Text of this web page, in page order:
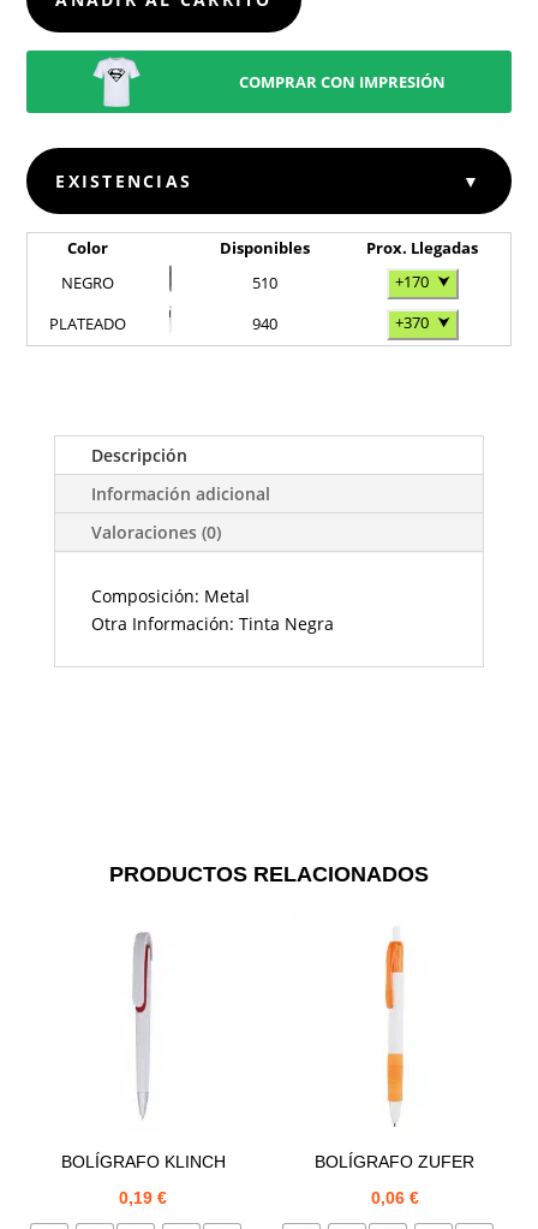
CANTIDAD
COMPRAR CON IMPRESIÓN
EXISTENCIAS ▼
Color Disponibles
Prox. Llegadas
NEGRO
510 +170 ⮟
PLATEADO
940 +370 ⮟
Descripción
Información adicional
Valoraciones (0)
Composición: Metal
Otra Información: Tinta Negra
PRODUCTOS RELACIONADOS
BOLÍGRAFO KLINCH
0,19€
BOLÍGRAFO ZUFER
0,06 €